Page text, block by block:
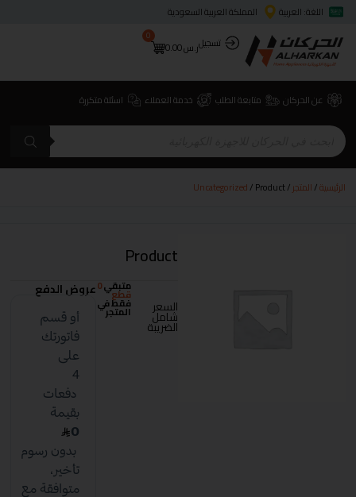
اللغة: العربية
المملكة العربية السعودية
تسجيلر.س0.00
0
عن الحركان متابعة الطلب خدمة العملاء اسئلة متكررة
الرئيسية/المتجر/
Uncategorized/ Product
Product
السعر
شامل
الضريبة
متبقي0
قطع
فقط في
المتجر
عروض الدفع